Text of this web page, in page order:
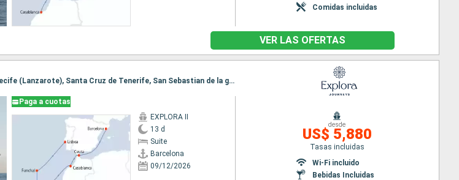
Comidas incluidas
VER LAS OFERTAS
Itinerario : Barcelona, Ceuta, Casablanca, Arrecife (Lanzarote), Santa Cruz de Tenerife, San Sebastian de la gomera, Funchal, Lisboa
Paga a cuotas
EXPLORA II
13 d
Suite
Barcelona
09/12/2026
desde
US$ 5,880
Tasas incluidas
Wi-Fi incluido
Bebidas Incluidas